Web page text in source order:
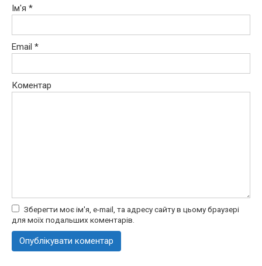
Ім'я *
Email *
Коментар
Зберегти моє ім'я, e-mail, та адресу сайту в цьому браузері
для моїх подальших коментарів.